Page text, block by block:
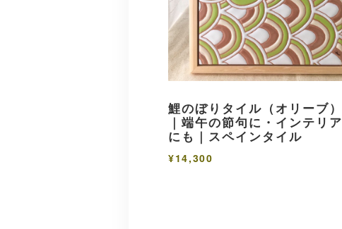
鯉のぼりタイル（オリーブ）
｜端午の節句に・インテリア
にも｜スペインタイル
¥14,300